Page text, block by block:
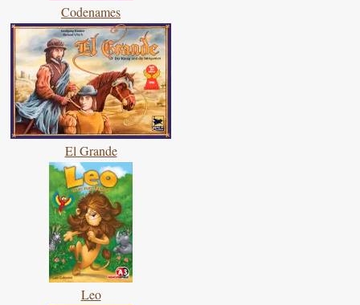
Codenames
El Grande
Leo